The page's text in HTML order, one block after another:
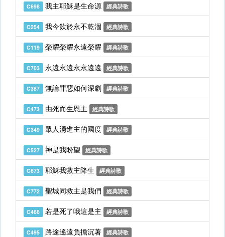
C698 我主耶穌是生命源 經典詩歌
C254 我今飲於永不乾涸 經典詩歌
C119 榮耀榮耀永遠榮耀 經典詩歌
C703 永遠永遠永永遠遠 經典詩歌
C387 無論罪惡如何深劇 經典詩歌
C473 由死而生恩主 經典詩歌
C349 眾人湧進主的國度 經典詩歌
C527 神是我盼望 經典詩歌
C673 耶穌我救主降生 經典詩歌
C772 聖城同救主是我們 經典詩歌
C466 若是死了哦這是主 經典詩歌
C495 路途遙遠負擔沉著 經典詩歌